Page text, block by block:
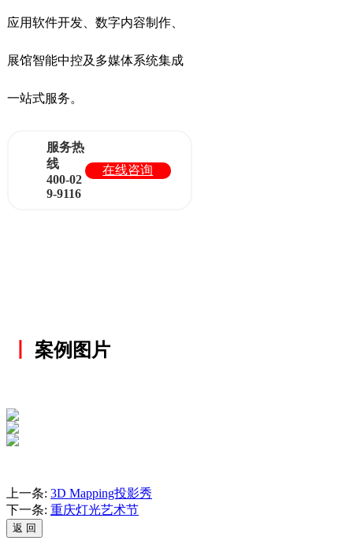
应用软件开发、数字内容制作、
展馆智能中控及多媒体系统集成
一站式服务。
服务热
线
400-02
9-9116
在线咨询
案例图片
上一条: 3D Mapping投影秀
下一条: 重庆灯光艺术节